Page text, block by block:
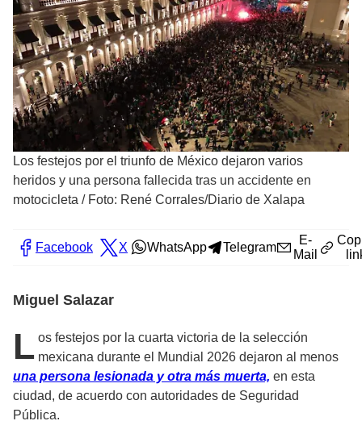
Los festejos por el triunfo de México dejaron varios
heridos y una persona fallecida tras un accidente en
motocicleta / Foto: René Corrales/Diario de Xalapa
Facebook X WhatsApp Telegram
E-
Mail
Miguel Salazar
L os festejos por la cuarta victoria de la selección
mexicana durante el Mundial 2026 dejaron al menos
una persona lesionada y otra más muerta, en esta
ciudad, de acuerdo con autoridades de Seguridad
Pública.